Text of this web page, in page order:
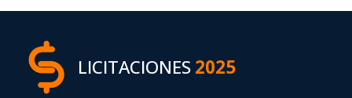
LICITACIONES2025